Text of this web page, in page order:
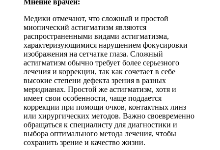
Медики отмечают, что сложный и простой
миопический астигматизм являются
распространенными видами астигматизма,
характеризующимися нарушением фокусировки
изображения на сетчатке глаза. Сложный
астигматизм обычно требует более серьезного
лечения и коррекции, так как сочетает в себе
высокие степени дефекта зрения в разных
меридианах. Простой же астигматизм, хотя и
имеет свои особенности, чаще поддается
коррекции при помощи очков, контактных линз
или хирургических методов. Важно своевременно
обращаться к специалисту для диагностики и
выбора оптимального метода лечения, чтобы
сохранить зрение и качество жизни.